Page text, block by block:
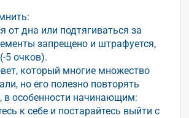
от дна или подтягиваться за
запрещено и штрафуется,
5 очков).
который многие множество
но его полезно повторять
в особенности начинающим:
к себе и постарайтесь выйти с